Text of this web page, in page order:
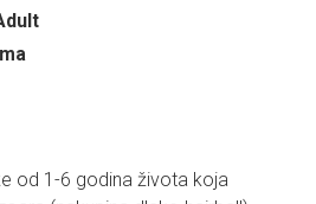
od 1-6 godina života koja